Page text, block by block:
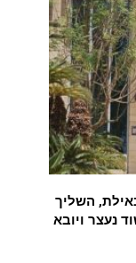
השליך
נעצר ויובא